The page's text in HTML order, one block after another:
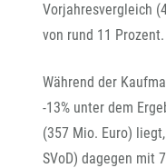
Vorjahresvergleich
von rund 11 Prozent.
Während der
-13% unter dem
(357 Mio. Euro)
SVoD) dagegen mit